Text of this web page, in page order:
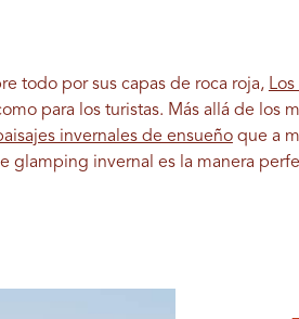
todo por sus capas de roca roja,
para los turistas. Más allá de los
invernales de ensueñoque a
glamping invernal es la manera